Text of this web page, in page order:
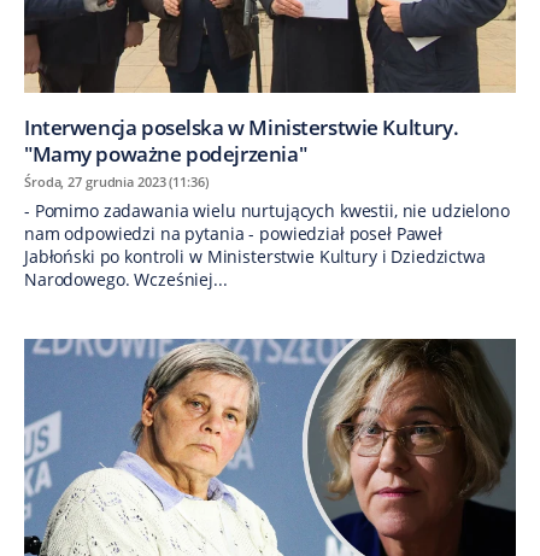
Interwencja poselska w Ministerstwie Kultury.
"Mamy poważne podejrzenia"
Środa, 27 grudnia 2023 (11:36)
- Pomimo zadawania wielu nurtujących kwestii, nie udzielono
nam odpowiedzi na pytania - powiedział poseł Paweł
Jabłoński po kontroli w Ministerstwie Kultury i Dziedzictwa
Narodowego. Wcześniej...